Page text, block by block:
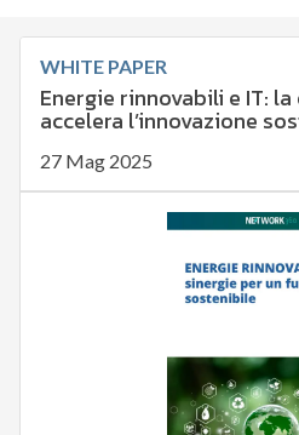
WHITE PAPER
Energie rinnovabili e IT:
accelera l’innovazione
27 Mag 2025